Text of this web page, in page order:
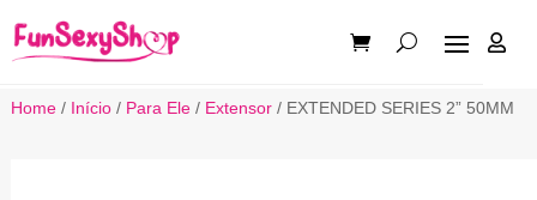

Home/ Início/ Para Ele/ Extensor/ EXTENDED SERIES 2” 50MM